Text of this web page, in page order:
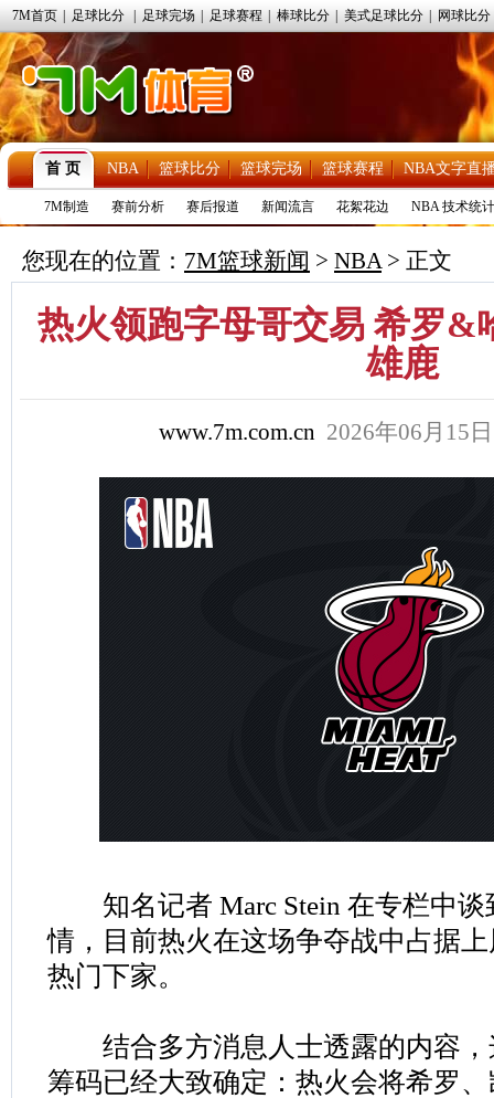
7M首页 足球比分 足球完场 足球赛程 棒球比分 美式足球比分 网球比分
首 页 NBA 篮球比分 篮球完场 篮球赛程 NBA文字直
7M制造 赛前分析 赛后报道 新闻流言 花絮花边 NBA 技术统计
您现在的位置： 7M篮球新闻 > NBA> 正文
热火领跑字母哥交易 希罗&
雄鹿
www.7m.com.cn 2026年06月15
知名记者 Marc Stein 在专栏中谈
情，目前热火在这场争夺战中占据
热门下家。
结合多方消息人士透露的内容，
筹码已经大致确定：热火会将希罗